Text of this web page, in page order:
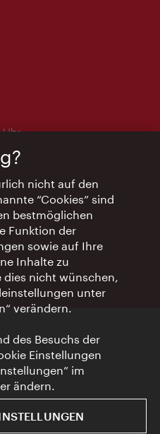
Uhr
die Uhr
nicht auf den
“Cookies” sind
bestmöglichen
Funktion der
sowie auf Ihre
Inhalte zu
dies nicht wünschen,
unter
verändern.
des Besuchs der
Einstellungen
im
ändern.